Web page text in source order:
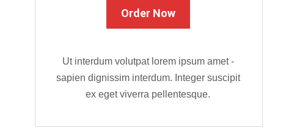
Order Now
Ut interdum volutpat lorem ipsum amet -
sapien dignissim interdum. Integer suscipit
ex eget viverra pellentesque.